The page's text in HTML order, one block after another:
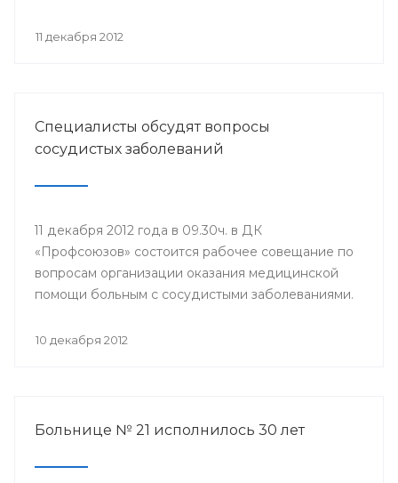
11 декабря 2012
Специалисты обсудят вопросы
сосудистых заболеваний
11 декабря 2012 года в 09.30ч. в ДК
«Профсоюзов» состоится рабочее совещание по
вопросам организации оказания медицинской
помощи больным с сосудистыми заболеваниями.
10 декабря 2012
Больнице № 21 исполнилось 30 лет